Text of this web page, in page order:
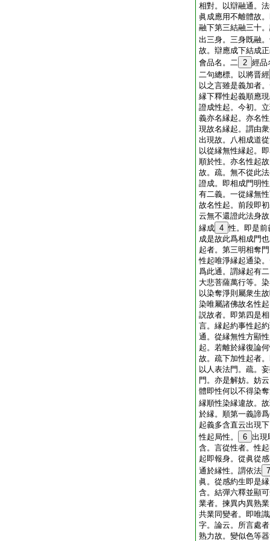
相對。以辯融通。
眞成應用不離體故
融下第三結融三十
出三身。三身既融
故。辯應成下結成
會品名。二 2 經品
二句總標。以將晋經
以之言雖是義加者
縁下釋性起義順應
證成性起。今初。
義亦名縁起。亦名
現故名縁起。謂由
出現故。八相成道
以從縁無性縁起。
順於性。亦名性起
故。疏。無不從此
證成。即相成門明
有二義。一從縁無
故名性起。前段即
云無不還證此法身
縁成 4 性。即是前
成是故此爲相成門
起者。第三明相奪
性起唯淨縁起通染
爲此通。謂縁起有
大悲菩薩萬行等。
以染奪淨則屬衆生
染唯屬諸佛故名性
説故者。即第四是
言。縁起約事性起
通。從縁無性方顯
起。若離於縁復論
故。疏下加性起者
以人表法門。疏。
門。亦是解妨。妨
體即性何以不得染
縁順性染縁違故。
於縁。順第一義諦
起義多含直云出現
性起局性。
6 出現
含。言從性者。性
起即報身。從眞從
通於縁性。謂依法 7
眞。從感約生即是
含。結彈六釋並顯
業者。揀異内異熟
共業同變者。即唯
字。論云。所言處
熟力故。變似色等